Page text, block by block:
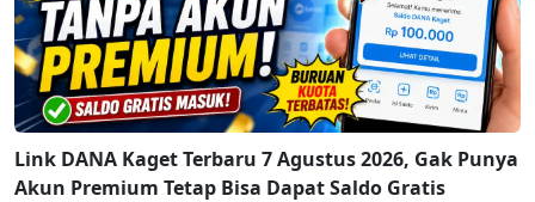
Link DANA Kaget Terbaru 7 Agustus 2026, Gak Punya
Akun Premium Tetap Bisa Dapat Saldo Gratis